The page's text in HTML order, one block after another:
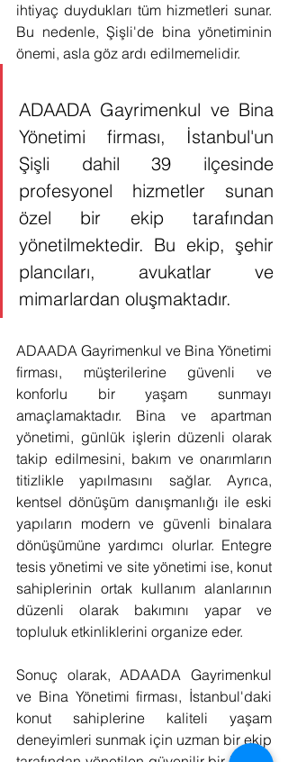
ihtiyaç duydukları tüm hizmetleri sunar.
Bu nedenle, Şişli'de bina yönetiminin
önemi, asla göz ardı edilmemelidir.
ADAADA Gayrimenkul ve Bina
Yönetimi firması, İstanbul'un
Şişli dahil 39 ilçesinde
profesyonel hizmetler sunan
özel bir ekip tarafından
yönetilmektedir. Bu ekip, şehir
plancıları, avukatlar ve
mimarlardan oluşmaktadır.
ADAADA Gayrimenkul ve Bina Yönetimi
firması, müşterilerine güvenli ve
konforlu bir yaşam sunmayı
amaçlamaktadır. Bina ve apartman
yönetimi, günlük işlerin düzenli olarak
takip edilmesini, bakım ve onarımların
titizlikle yapılmasını sağlar. Ayrıca,
kentsel dönüşüm danışmanlığı ile eski
yapıların modern ve güvenli binalara
dönüşümüne yardımcı olurlar. Entegre
tesis yönetimi ve site yönetimi ise, konut
sahiplerinin ortak kullanım alanlarının
düzenli olarak bakımını yapar ve
topluluk etkinliklerini organize eder.
Sonuç olarak, ADAADA Gayrimenkul
ve Bina Yönetimi firması, İstanbul'daki
konut sahiplerine kaliteli yaşam
deneyimleri sunmak için uzman bir ekip